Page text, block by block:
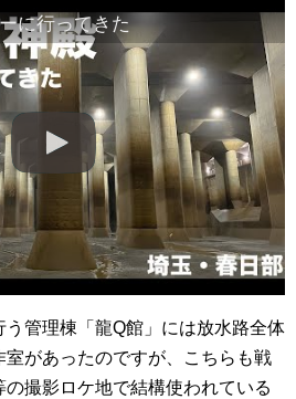
に行ってきた
う管理棟「龍Q館」には放水路全体
室があったのですが、こちらも戦
撮影ロケ地で結構使われている